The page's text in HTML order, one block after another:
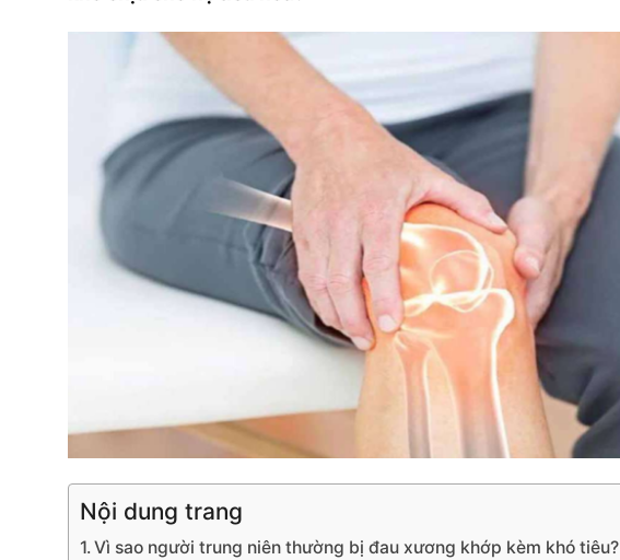
Nội dung trang
Vì sao người trung niên thường bị đau xương khớp kèm khó tiêu?